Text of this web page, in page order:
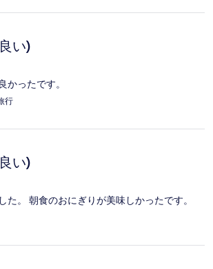
い)
かったです。
行
い)
た。 朝食のおにぎりが美味しかったです。